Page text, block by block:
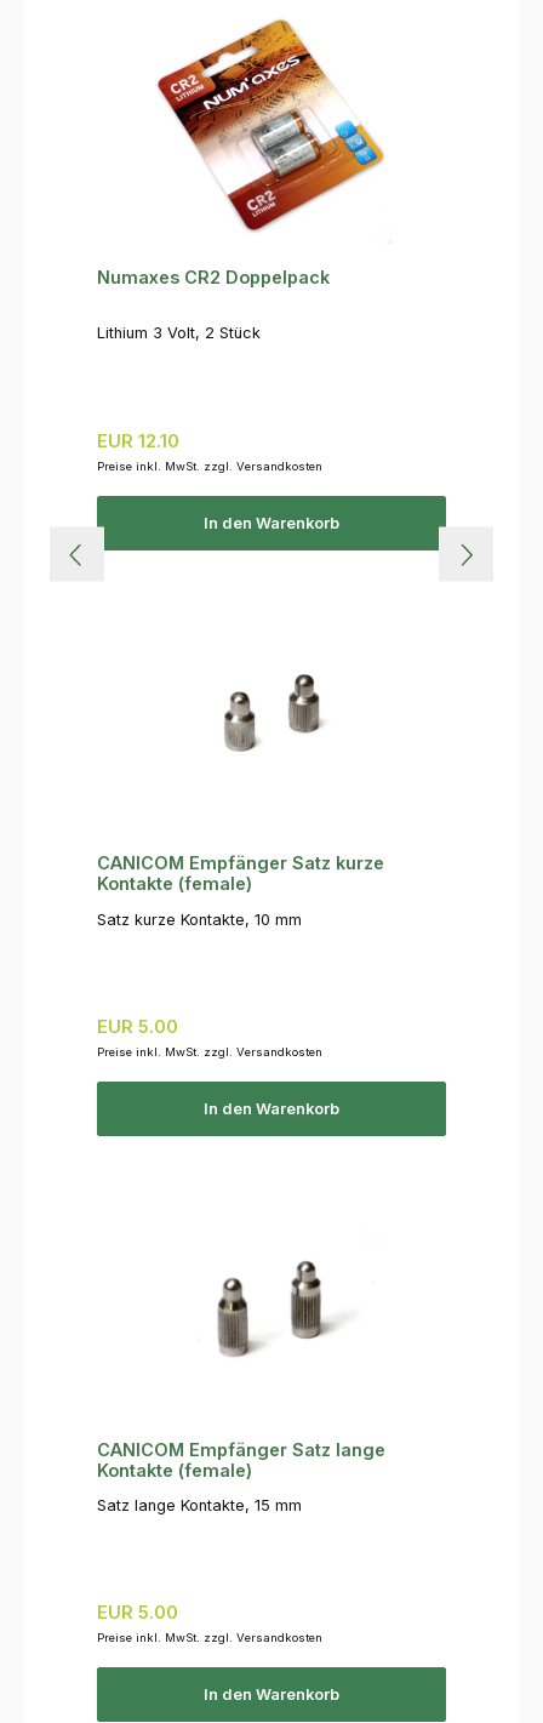
Numaxes CR2 Doppelpack
Lithium 3 Volt, 2 Stück
Regulärer Preis:
EUR 12.10
Preise inkl. MwSt. zzgl. Versandkosten
In den Warenkorb
CANICOM Empfänger Satz kurze
Kontakte (female)
Satz kurze Kontakte, 10 mm
Regulärer Preis:
EUR 5.00
Preise inkl. MwSt. zzgl. Versandkosten
In den Warenkorb
CANICOM Empfänger Satz lange
Kontakte (female)
Satz lange Kontakte, 15 mm
Regulärer Preis:
EUR 5.00
Preise inkl. MwSt. zzgl. Versandkosten
In den Warenkorb